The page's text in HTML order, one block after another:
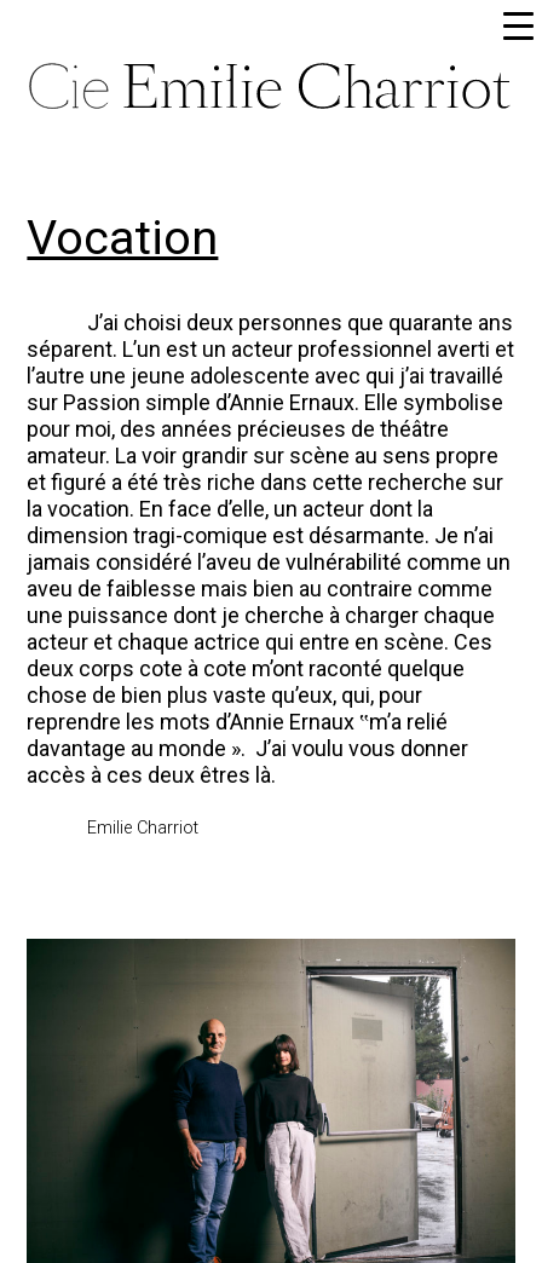
Vocation
J’ai choisi deux personnes que quarante ans
séparent. L’un est un acteur professionnel averti et
l’autre une jeune adolescente avec qui j’ai travaillé
sur Passion simple d’Annie Ernaux. Elle symbolise
pour moi, des années précieuses de théâtre
amateur. La voir grandir sur scène au sens propre
et figuré a été très riche dans cette recherche sur
la vocation. En face d’elle, un acteur dont la
dimension tragi-comique est désarmante. Je n’ai
jamais considéré l’aveu de vulnérabilité comme un
aveu de faiblesse mais bien au contraire comme
une puissance dont je cherche à charger chaque
acteur et chaque actrice qui entre en scène. Ces
deux corps cote à cote m’ont raconté quelque
chose de bien plus vaste qu’eux, qui, pour
reprendre les mots d’Annie Ernaux ‟m’a relié
davantage au monde ». J’ai voulu vous donner
accès à ces deux êtres là.
Emilie Charriot